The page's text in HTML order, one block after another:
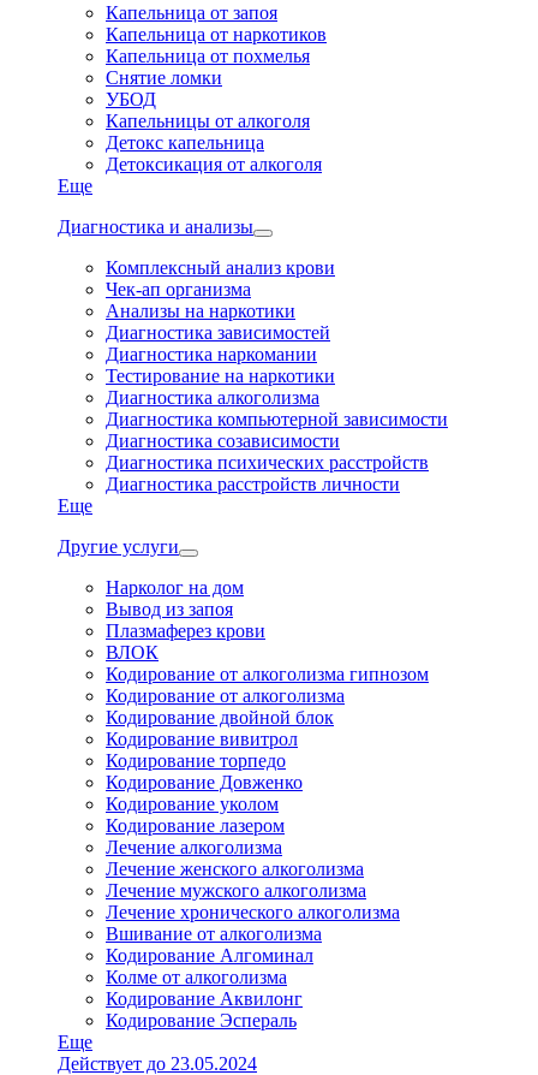
Капельница от запоя
Капельница от наркотиков
Капельница от похмелья
Снятие ломки
УБОД
Капельницы от алкоголя
Детокс капельница
Детоксикация от алкоголя
Еще
Диагностика и анализы
Комплексный анализ крови
Чек-ап организма
Анализы на наркотики
Диагностика зависимостей
Диагностика наркомании
Тестирование на наркотики
Диагностика алкоголизма
Диагностика компьютерной зависимости
Диагностика созависимости
Диагностика психических расстройств
Диагностика расстройств личности
Еще
Другие услуги
Нарколог на дом
Вывод из запоя
Плазмаферез крови
ВЛОК
Кодирование от алкоголизма гипнозом
Кодирование от алкоголизма
Кодирование двойной блок
Кодирование вивитрол
Кодирование торпедо
Кодирование Довженко
Кодирование уколом
Кодирование лазером
Лечение алкоголизма
Лечение женского алкоголизма
Лечение мужского алкоголизма
Лечение хронического алкоголизма
Вшивание от алкоголизма
Кодирование Алгоминал
Колме от алкоголизма
Кодирование Аквилонг
Кодирование Эспераль
Еще
Действует до 23.05.2024